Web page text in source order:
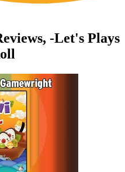
-Let's Plays